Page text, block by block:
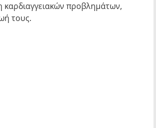
καρδιαγγειακών προβλημάτων,
τους.